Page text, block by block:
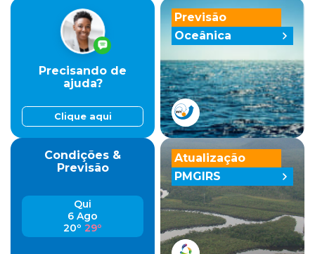
Previsão
Oceânica
Precisando de
ajuda?
Clique aqui
Condições &
Previsão
Qui
6 Ago
20º 29º
Atualização
PMGIRS